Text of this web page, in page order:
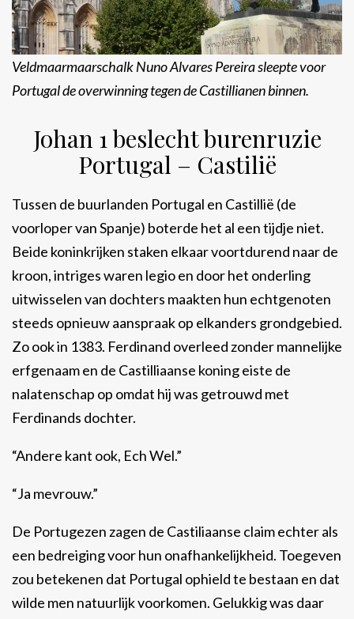
Veldmaarmaarschalk Nuno Alvares Pereira sleepte voor
Portugal de overwinning tegen de Castillianen binnen.
Johan 1 beslecht burenruzie
Portugal – Castilië
Tussen de buurlanden Portugal en Castillië (de
voorloper van Spanje) boterde het al een tijdje niet.
Beide koninkrijken staken elkaar voortdurend naar de
kroon, intriges waren legio en door het onderling
uitwisselen van dochters maakten hun echtgenoten
steeds opnieuw aanspraak op elkanders grondgebied.
Zo ook in 1383. Ferdinand overleed zonder mannelijke
erfgenaam en de Castilliaanse koning eiste de
nalatenschap op omdat hij was getrouwd met
Ferdinands dochter.
“Andere kant ook, Ech Wel.”
“Ja mevrouw.”
De Portugezen zagen de Castiliaanse claim echter als
een bedreiging voor hun onafhankelijkheid. Toegeven
zou betekenen dat Portugal ophield te bestaan en dat
wilde men natuurlijk voorkomen. Gelukkig was daar